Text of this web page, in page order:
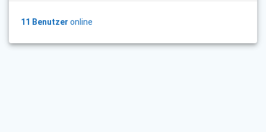
11 Benutzer online